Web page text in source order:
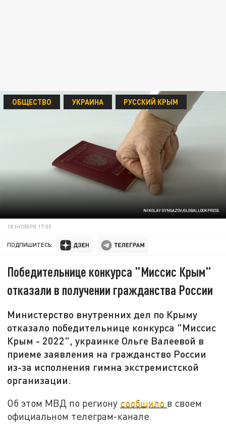
NIKOLAY GYNGAZOV/GLOBALLOOKPRESS
ОБЩЕСТВО УКРАИНА РУССКИЙ КРЫМ
18 НОЯБРЯ 17:05
ПОДПИШИТЕСЬ:
Победительнице конкурса "Миссис Крым"
отказали в получении гражданства России
Министерство внутренних дел по Крыму
отказало победительнице конкурса "Миссис
Крым - 2022", украинке Ольге Валеевой в
приеме заявления на гражданство России
из-за исполнения гимна экстремистской
организации.
Об этом МВД по региону сообщило в своем
официальном телеграм-канале.